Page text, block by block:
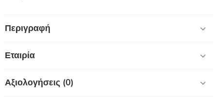
Περιγραφή
Εταιρία
Αξιολογήσεις (0)